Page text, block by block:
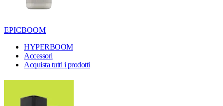
EPICBOOM
HYPERBOOM
Accessori
Acquista tutti i prodotti